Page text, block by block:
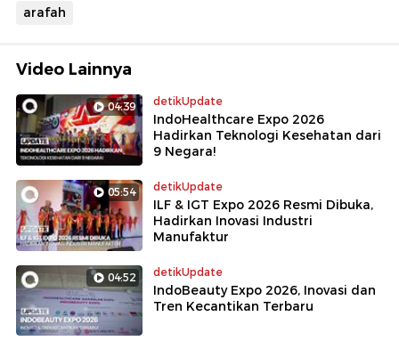
fasilitas tenda, seperti AC dan air bersih, berfungsi
arafah
Video Lainnya
04:39 detikUpdate
IndoHealthcare Expo 2026
Hadirkan Teknologi Kesehatan dari
9 Negara!
05:54 detikUpdate
ILF & IGT Expo 2026 Resmi Dibuka,
Hadirkan Inovasi Industri
Manufaktur
04:52 detikUpdate
IndoBeauty Expo 2026, Inovasi dan
Tren Kecantikan Terbaru